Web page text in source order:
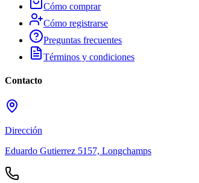
Cómo comprar
Cómo registrarse
Preguntas frecuentes
Términos y condiciones
Contacto
Dirección
Eduardo Gutierrez 5157, Longchamps